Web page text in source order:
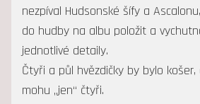
nezpíval Hudsonské šífy a
do hudby na albu položit a
jednotlivé detaily.
Čtyři a půl hvězdičky by bylo
mohu „jen“ čtyři.